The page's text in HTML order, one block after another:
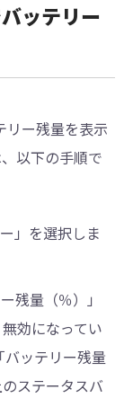
ッテリー
リー残量を表示
以下の手順で
」を選択しま
残量（％）」
効になってい
ッテリー残量
ステータスバ